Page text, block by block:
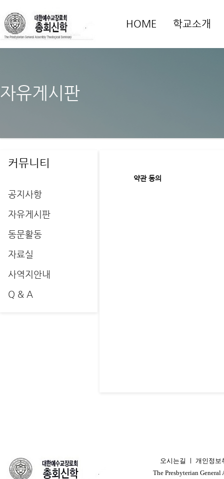
HOME 학교소개
자유게시판
커뮤니티
공지사항
자유게시판
동문활동
자료실
사역지안내
Q & A
약관 동의
오시는길
개인정보
The Presbyterian